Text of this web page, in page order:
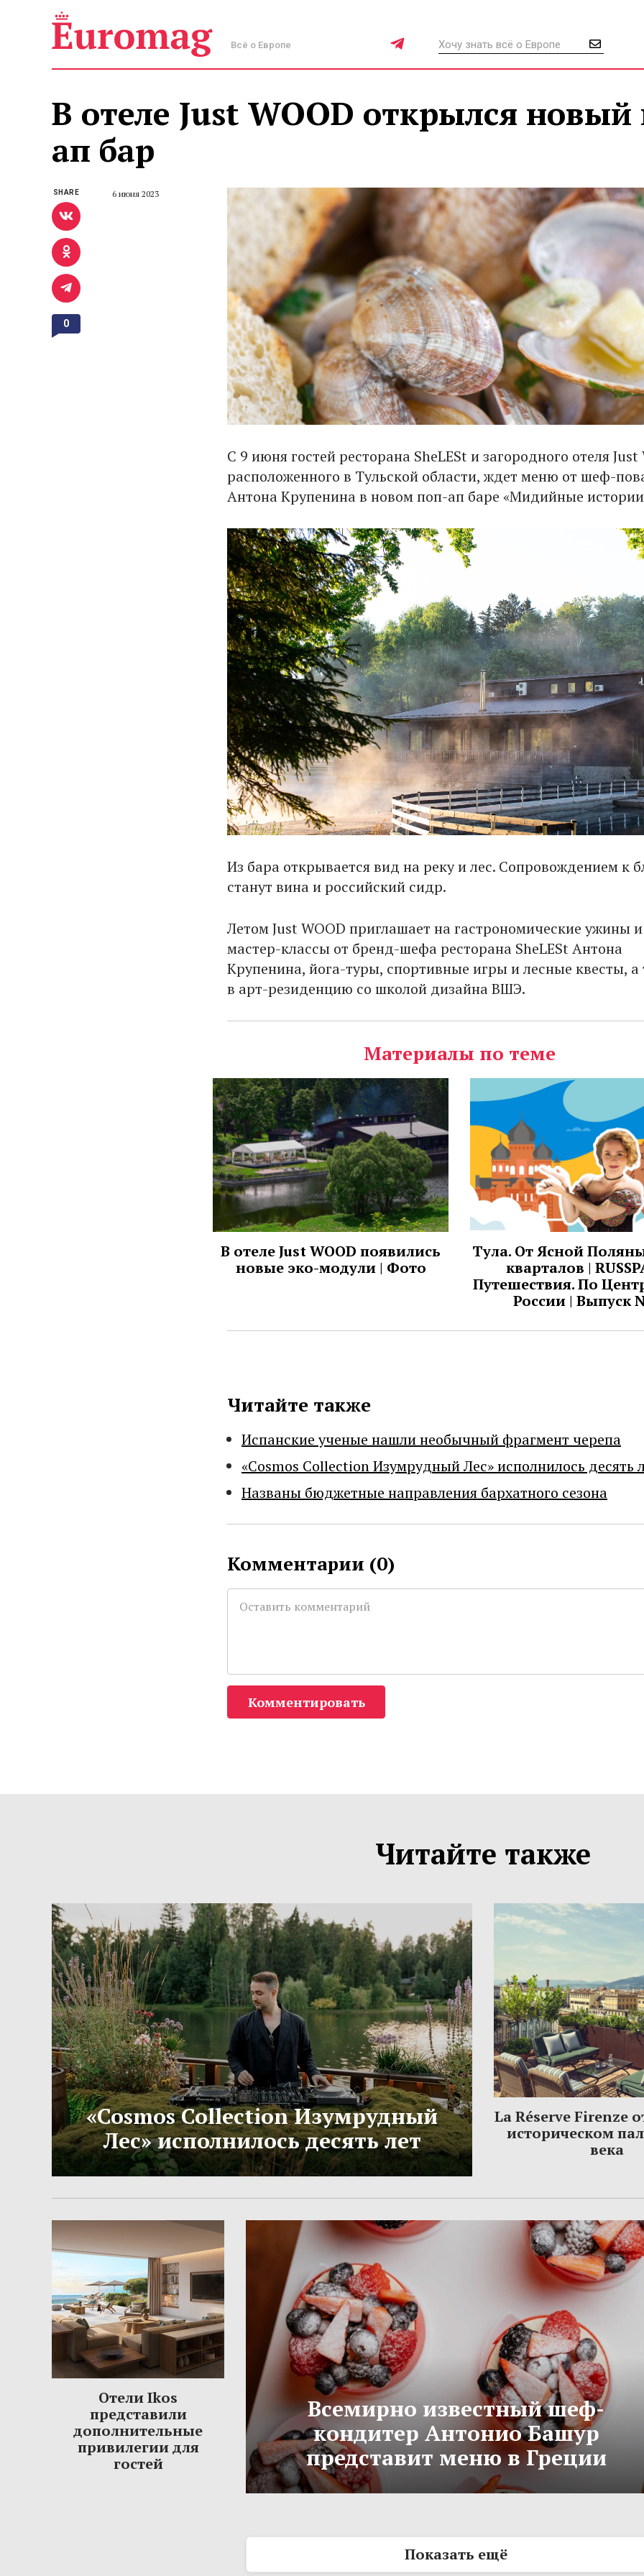
Всё о Европе
В отеле Just WOOD открылся
ап бар
6 июня 2023
С 9 июня гостей ресторана SheLESt и загородного отеля Just
расположенного в Тульской области, ждет меню от шеф-
Антона Крупенина в новом поп-ап баре «Мидийные
Из бара открывается вид на реку и лес. Сопровождением к
станут вина и российский сидр.
Летом Just WOOD приглашает на гастрономические ужины и
мастер-классы от бренд-шефа ресторана SheLESt Антона
Крупенина, йога-туры, спортивные игры и лесные квесты, а
в арт-резиденцию со школой дизайна ВШЭ.
Материалы по теме
В отеле Just WOOD появились
новые эко-модули | Фото
Тула. От Ясной
кварталов |
Путешествия. По
России | Выпуск
Читайте также
Испанские ученые нашли необычный фрагмент черепа
«Cosmos Collection Изумрудный Лес» исполнилось десять
Названы бюджетные направления бархатного сезона
SHARE
0
Комментарии (0)
Комментировать
Читайте также
«Cosmos Collection Изумрудный
Лес» исполнилось десять лет
La Réserve Firenze
историческом
века
Отели Ikos
представили
дополнительные
привилегии для
гостей
Всемирно известный шеф-
кондитер Антонио Башур
представит меню в Греции
Показать ещё